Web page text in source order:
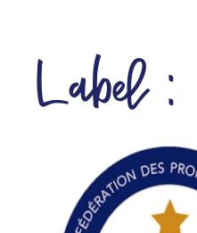
Label :